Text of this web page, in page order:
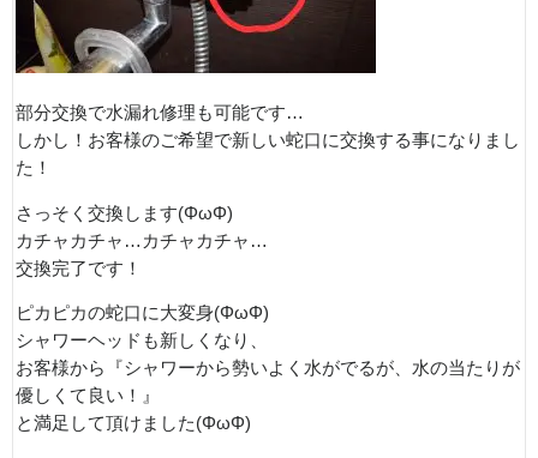
部分交換で水漏れ修理も可能です…
しかし！お客様のご希望で新しい蛇口に交換する事になりまし
た！
さっそく交換します(ΦωΦ)
カチャカチャ…カチャカチャ…
交換完了です！
ピカピカの蛇口に大変身(ΦωΦ)
シャワーヘッドも新しくなり、
お客様から『シャワーから勢いよく水がでるが、水の当たりが
優しくて良い！』
と満足して頂けました(ΦωΦ)